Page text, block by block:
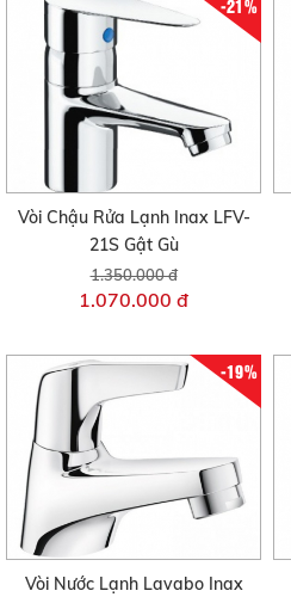
-21%
Vòi Chậu Rửa Lạnh Inax LFV-
21S Gật Gù
1.350.000 đ
1.070.000 đ
-19%
Vòi Nước Lạnh Lavabo Inax